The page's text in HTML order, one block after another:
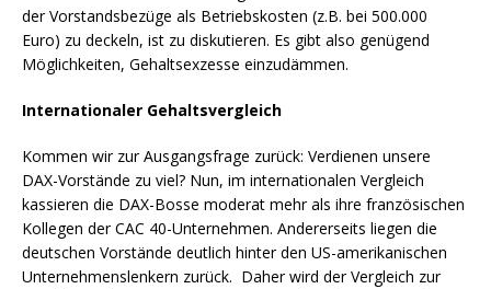
der Vorstandsbezüge als Betriebskosten (z.B. bei 500.000
Euro) zu deckeln, ist zu diskutieren. Es gibt also genügend
Möglichkeiten, Gehaltsexzesse einzudämmen.
Internationaler Gehaltsvergleich
Kommen wir zur Ausgangsfrage zurück: Verdienen unsere
DAX-Vorstände zu viel? Nun, im internationalen Vergleich
kassieren die DAX-Bosse moderat mehr als ihre französischen
Kollegen der CAC 40-Unternehmen. Andererseits liegen die
deutschen Vorstände deutlich hinter den US-amerikanischen
Unternehmenslenkern zurück. Daher wird der Vergleich zur